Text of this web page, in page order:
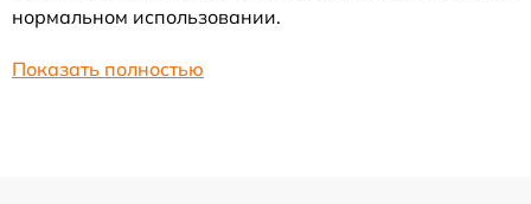
нормальном использовании.
Показать полностью